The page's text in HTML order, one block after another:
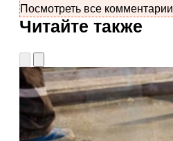
Посмотреть все комментарии
Читайте также